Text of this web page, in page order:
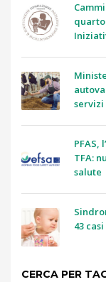
PFAS,
TFA:
salute
43
CERCA PER